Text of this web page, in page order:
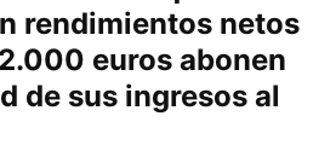
rendimientos netos
euros abonen
de sus ingresos al